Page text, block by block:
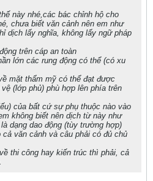
này nhé,các bác chỉnh hộ cho
chưa biết văn cảnh nên em như
dịch lấy nghĩa, không lấy ngữ pháp
trên cáp an toàn
lớn các rung động có thể (có xu
mặt thẩm mỹ có thể đạt được
(lớp phủ) phù hợp lên phía trên
của bất cứ sự phụ thuộc nào vào
không biết nên dịch từ này như
dạng dao động (tùy trường hợp)
cả văn cảnh và câu phải có đủ chủ
thi công hay kiến trúc thì phải, cả